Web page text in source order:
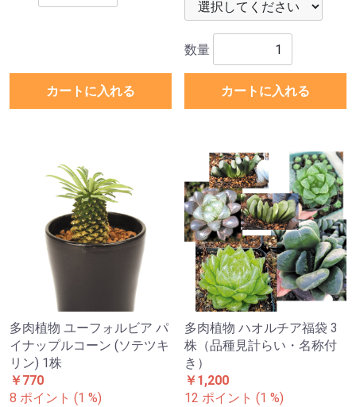
カートに入れる
数量
カートに入れる
多肉植物 ユーフォルビア パ
イナップルコーン (ソテツキ
リン) 1株
￥770
8 ポイント (1 %)
多肉植物 ハオルチア福袋 3
株（品種見計らい・名称付
き）
￥1,200
12 ポイント (1 %)